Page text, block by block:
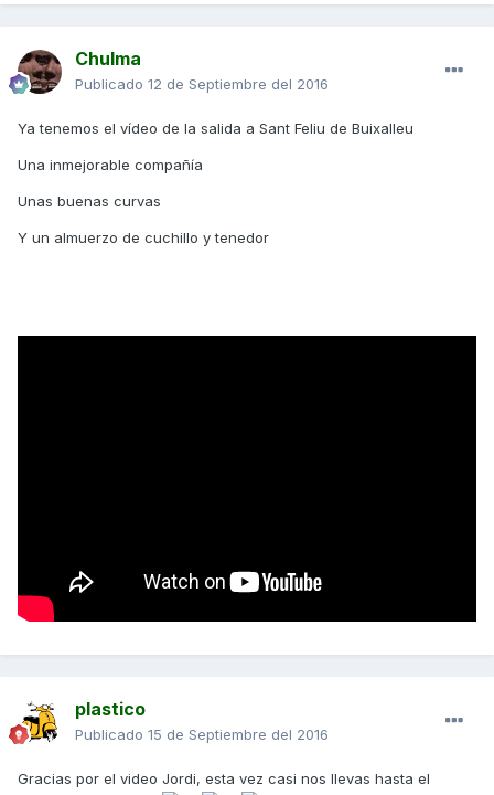
Chulma
Publicado 12 de Septiembre del 2016
Ya tenemos el vídeo de la salida a Sant Feliu de Buixalleu
Una inmejorable compañía
Unas buenas curvas
Y un almuerzo de cuchillo y tenedor
plastico
Publicado 15 de Septiembre del 2016
Gracias por el video Jordi, esta vez casi nos llevas hasta el